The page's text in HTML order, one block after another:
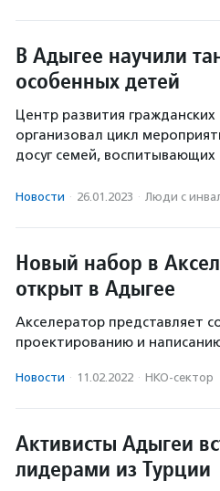
В Адыгее научили
особенных детей
Центр развития
организовал цикл
досуг семей,
Новости · 26.01.2023 · Люди с
Новый набор в
открыт в Адыгее
Акселератор представляет
проектированию и
Новости · 11.02.2022 · НКО-сектор
Активисты Адыгеи
лидерами из Турции